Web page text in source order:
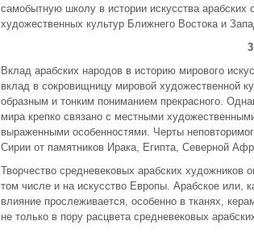
самобытную школу в истории искусства
художественных культур Ближнего Востока и
Вклад арабских народов в историю мирового
вклад в сокровищницу мировой художественной
образным и тонким пониманием прекрасного.
мира крепко связано с местными
выраженными особенностями. Черты
Сирии от памятников Ирака, Египта, Северной
Творчество средневековых арабских художников
том числе и на искусство Европы. Арабское или,
влияние прослеживается, особенно в тканях,
не только в пору расцвета средневековых